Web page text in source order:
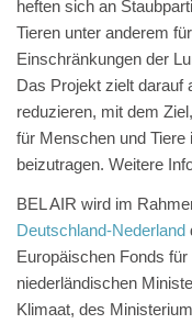
heften sich an
Tieren unter anderem
Einschränkungen der
Das Projekt zielt darauf
reduzieren, mit dem
für Menschen und Tiere
beizutragen. Weitere
BEL AIR wird im
Deutschland-Nederland
Europäischen Fonds
niederländischen
Klimaat, des